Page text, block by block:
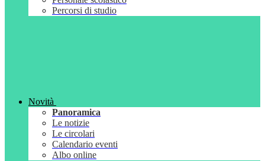
Percorsi di studio
Novità
Panoramica
Le notizie
Le circolari
Calendario eventi
Albo online